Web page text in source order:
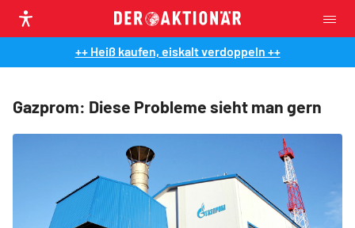
++ Heiß kaufen, eiskalt verdoppeln ++
Gazprom: Diese Probleme sieht man gern